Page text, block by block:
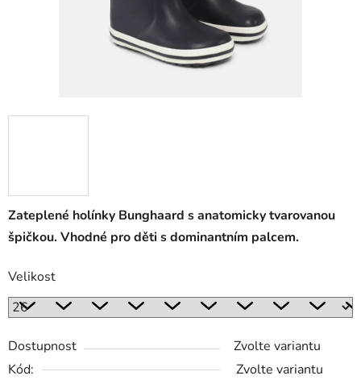
Zateplené holínky Bunghaard s anatomicky tvarovanou
špičkou. Vhodné pro děti s dominantním palcem.
Velikost
Dostupnost
Zvolte variantu
Kód:
Zvolte variantu